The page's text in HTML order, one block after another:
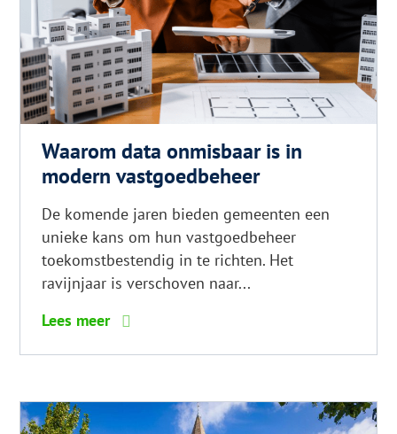
Waarom data onmisbaar is in
modern vastgoedbeheer
De komende jaren bieden gemeenten een
unieke kans om hun vastgoedbeheer
toekomstbestendig in te richten. Het
ravijnjaar is verschoven naar...
Lees meer 6